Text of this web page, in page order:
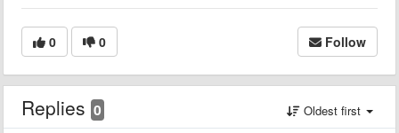
0 0 Follow
Replies 0 Oldest first